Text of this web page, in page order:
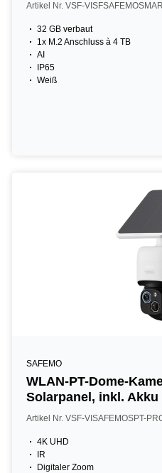
Artikel Nr. VSF-
32 GB verbaut
1x M.2 Anschluss à 4 TB
AI
IP65
Weiß
SAFEMO
WLAN-PT-Dome-
Solarpanel, inkl. Akku
Artikel Nr. VSF-VISAFEMOSPT-
4K UHD
IR
Digitaler Zoom